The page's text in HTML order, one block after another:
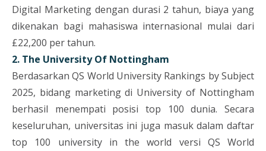
Digital Marketing dengan durasi 2 tahun, biaya yang
dikenakan bagi mahasiswa internasional mulai dari
£22,200 per tahun.
2. The University Of Nottingham
Berdasarkan QS World University Rankings by Subject
2025, bidang marketing di University of Nottingham
berhasil menempati posisi top 100 dunia. Secara
keseluruhan, universitas ini juga masuk dalam daftar
top 100 university in the world versi QS World